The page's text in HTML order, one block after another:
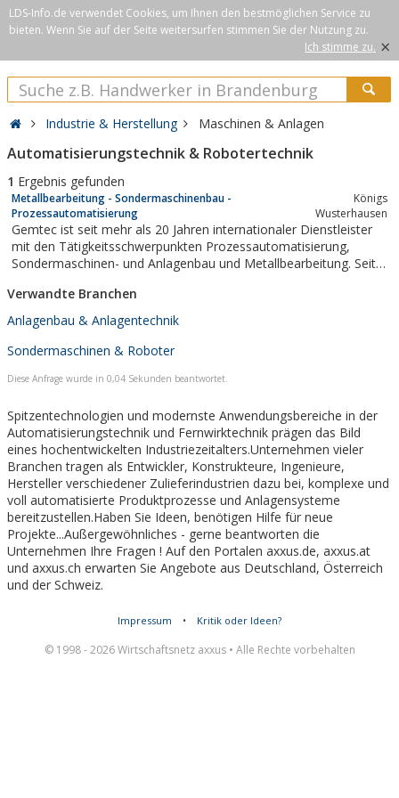
LDS-Info.de verwendet Cookies, um Ihnen den bestmöglichen Service zu
bieten. Wenn Sie auf der Seite weitersurfen stimmen Sie der Nutzung zu.
Ich stimme zu. ×
Industrie & Herstellung Maschinen & Anlagen
Automatisierungstechnik & Robotertechnik
1 Ergebnis gefunden
Metallbearbeitung - Sondermaschinenbau -
Prozessautomatisierung
Königs
Wusterhausen
Gemtec ist seit mehr als 20 Jahren internationaler Dienstleister
mit den Tätigkeitsschwerpunkten Prozessautomatisierung,
Sondermaschinen- und Anlagenbau und Metallbearbeitung. Seit
Planung und Konstruktion bis zur weltweiten Montage und
Inbetriebnahme. Selbstverständlich...
Verwandte Branchen
Anlagenbau & Anlagentechnik
Sondermaschinen & Roboter
Diese Anfrage wurde in 0,04 Sekunden beantwortet.
Spitzentechnologien und modernste Anwendungsbereiche in der
Automatisierungstechnik und Fernwirktechnik prägen das Bild
eines hochentwickelten Industriezeitalters.Unternehmen vieler
Branchen tragen als Entwickler, Konstrukteure, Ingenieure,
Hersteller verschiedener Zulieferindustrien dazu bei, komplexe und
voll automatisierte Produktprozesse und Anlagensysteme
bereitzustellen.Haben Sie Ideen, benötigen Hilfe für neue
Projekte...Außergewöhnliches - gerne beantworten die
Unternehmen Ihre Fragen ! Auf den Portalen axxus.de, axxus.at
und axxus.ch erwarten Sie Angebote aus Deutschland, Österreich
und der Schweiz.
Impressum • Kritik oder Ideen?
© 1998 - 2026 Wirtschaftsnetz axxus • Alle Rechte vorbehalten